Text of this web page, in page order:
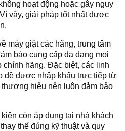
hoạt động hoặc gây nguy
vậy, giải pháp tốt nhất được
máy giặt các hãng, trung tâm
bảo cung cấp đa dạng mọi
chính hãng. Đặc biệt, các linh
đề được nhập khẩu trực tiếp từ
hiệu nên luôn đảm bảo
còn áp dụng tại nhà khách
thế đúng kỹ thuật và quy